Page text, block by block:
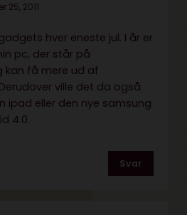
25, 2011
hver eneste jul. I år er
pc, der står på
kan få mere ud af
ville det da også
ipad eller den nye samsung
4.0.
Svar